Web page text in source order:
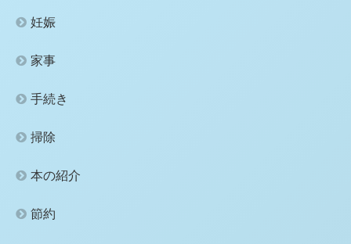
妊娠
家事
手続き
掃除
本の紹介
節約